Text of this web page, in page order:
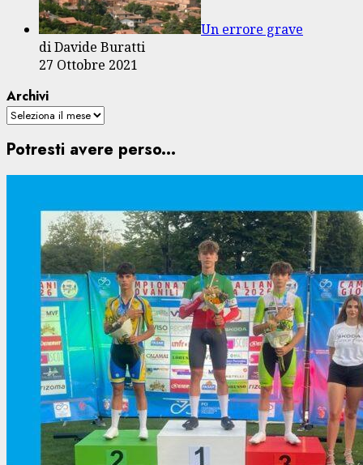
Un errore grave
di Davide Buratti
27 Ottobre 2021
Archivi
Potresti avere perso...